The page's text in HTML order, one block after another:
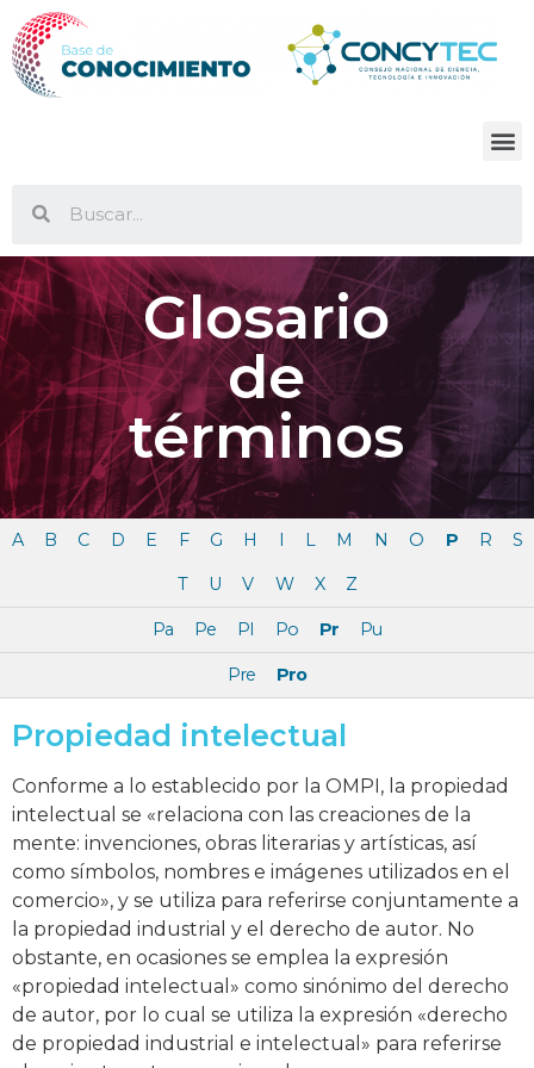
Glosario
de
términos
A B C D E F G H I L M N O P R S
T U V W X Z
Pa Pe Pl Po Pr Pu
Pre Pro
Propiedad intelectual
Conforme a lo establecido por la OMPI, la propiedad
intelectual se «relaciona con las creaciones de la
mente: invenciones, obras literarias y artísticas, así
como símbolos, nombres e imágenes utilizados en el
comercio», y se utiliza para referirse conjuntamente a
la propiedad industrial y el derecho de autor. No
obstante, en ocasiones se emplea la expresión
«propiedad intelectual» como sinónimo del derecho
de autor, por lo cual se utiliza la expresión «derecho
de propiedad industrial e intelectual» para referirse